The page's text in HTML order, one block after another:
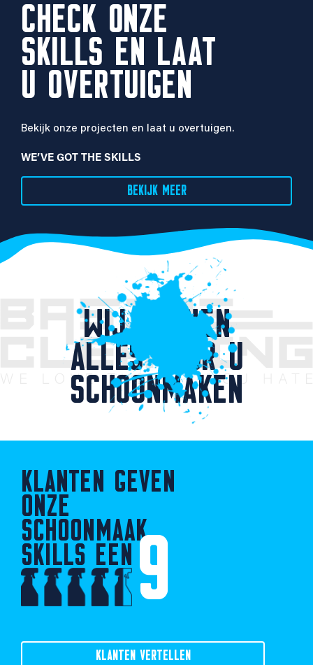
CHECK ONZE
SKILLS EN LAAT
U OVERTUIGEN
Bekijk onze projecten en laat u overtuigen.
WE’VE GOT THE SKILLS
BEKIJK MEER
WIJ KUNNEN
ALLES VOOR U
SCHOONMAKEN
KLANTEN GEVEN
ONZE
SCHOONMAAK
SKILLS EEN 9
KLANTEN VERTELLEN